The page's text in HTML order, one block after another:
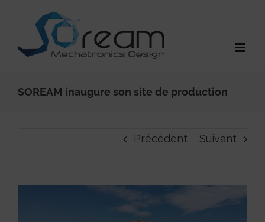
contenu
SOREAM inaugure son site de production
Précédent Suivant